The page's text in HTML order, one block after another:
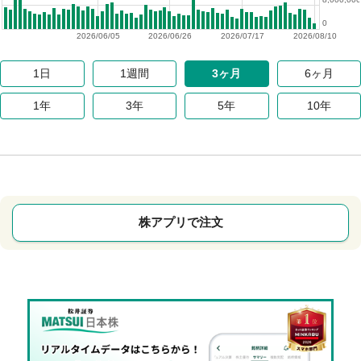
2026/08/10
2026/07/17
2026/06/26
2026/06/05
0
1日 1週間 3ヶ月 6ヶ月
1年 3年 5年 10年
株アプリで注文